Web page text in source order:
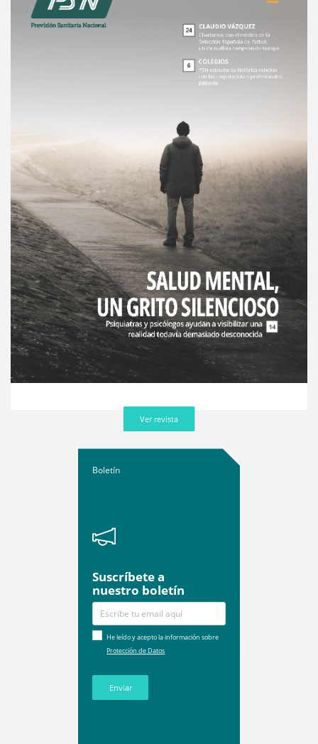
Ver revista
Boletín
Suscríbete a
nuestro boletín
He leído y acepto la información sobre
Protección de Datos
Enviar